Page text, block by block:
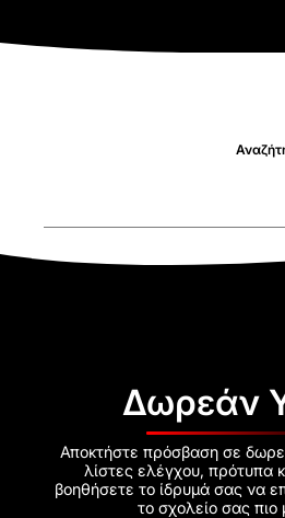
Δωρεάν
Αποκτήστε πρόσβαση σε
λίστες ελέγχου, πρότυπα
βοηθήσετε το ίδρυμά σας να
το σχολείο σας πιο